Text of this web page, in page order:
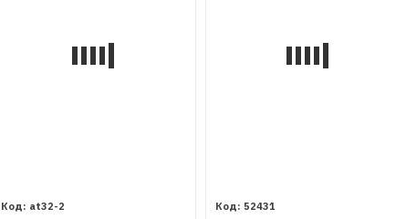
at32-2 52431